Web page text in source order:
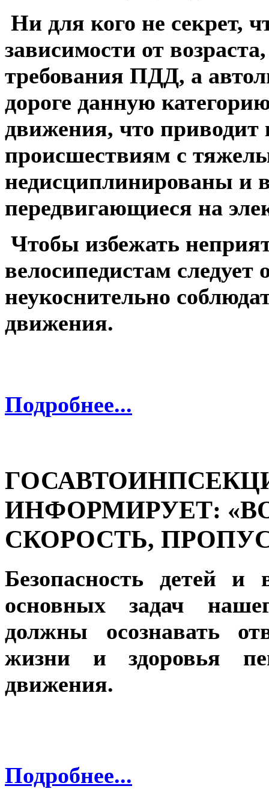
Ни для кого не секрет,
зависимости от
требования ПДД, а
дороге данную
движения, что
происшествиям с
недисциплинированы и
передвигающиеся на
Чтобы избежать
велосипедистам
неукоснительно
движения.
Подробнее...
ИНФОРМИРУЕТ:
СКОРОСТЬ,
Безопасность детей и
основных задач
должны осознавать
жизни и здоровья
движения.
Подробнее...